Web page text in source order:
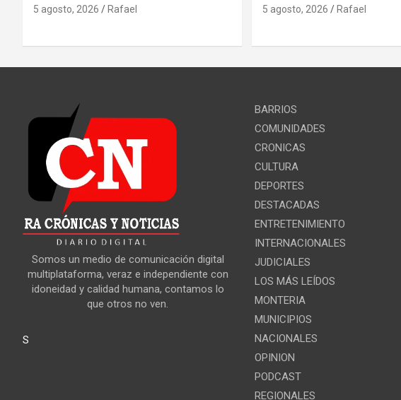
5 agosto, 2026 Rafael 5 agosto, 2026 Rafael
Somos un medio de comunicación digital
multiplataforma, veraz e independiente con
idoneidad y calidad humana, contamos lo
que otros no ven.
S
BARRIOS
COMUNIDADES
CRONICAS
CULTURA
DEPORTES
DESTACADAS
ENTRETENIMIENTO
INTERNACIONALES
JUDICIALES
LOS MÁS LEÍDOS
MONTERIA
MUNICIPIOS
NACIONALES
OPINION
PODCAST
REGIONALES